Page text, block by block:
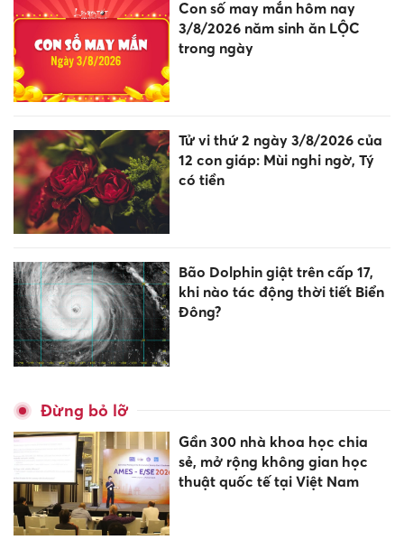
Con số may mắn hôm nay
3/8/2026 năm sinh ăn LỘC
trong ngày
Tử vi thứ 2 ngày 3/8/2026 của
12 con giáp: Mùi nghi ngờ, Tý
có tiền
Bão Dolphin giật trên cấp 17,
khi nào tác động thời tiết Biển
Đông?
Đừng bỏ lỡ
Gần 300 nhà khoa học chia
sẻ, mở rộng không gian học
thuật quốc tế tại Việt Nam